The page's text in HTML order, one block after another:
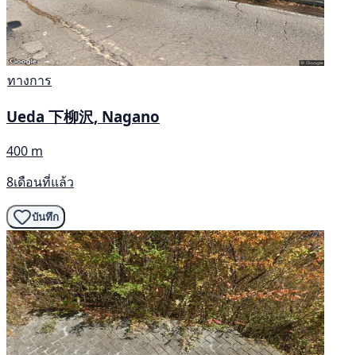
ทางการ
Ueda 下柳沢, Nagano
400 m
8เดือนที่แล้ว
บันทึก